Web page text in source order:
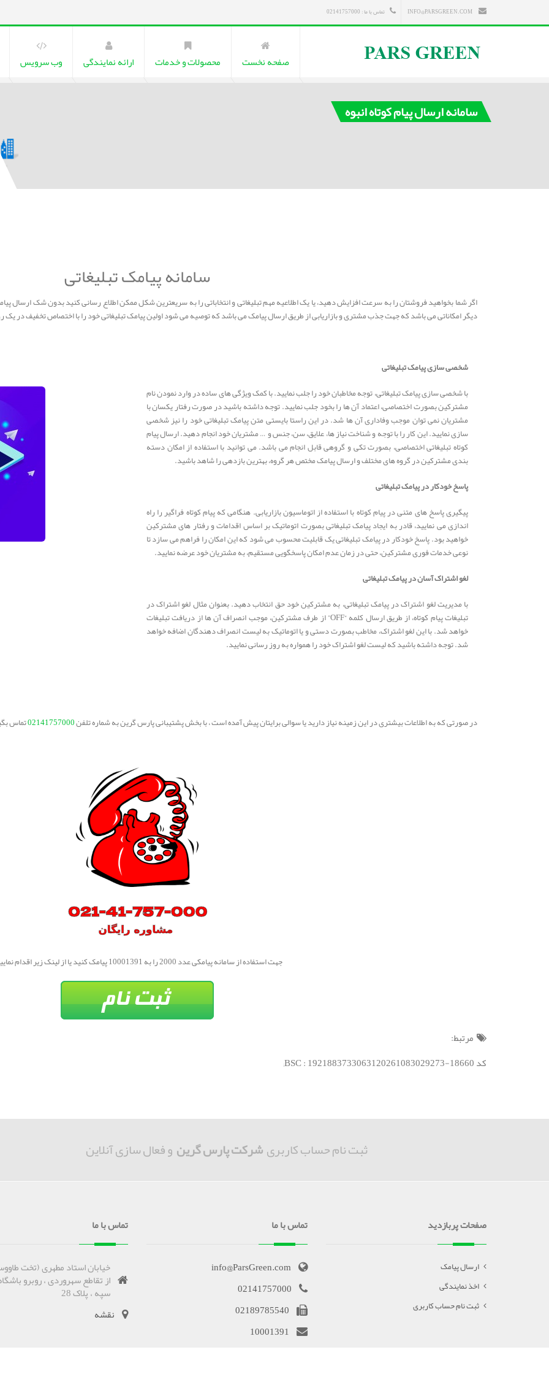
تماس با ما : 02141757000
صفحه نخست محصولات و خدمات ارائه نمایندگی وب سرویس
سامانه ارسال پیام کوتاه انبوه
سامانه پیامک تبلیغاتی
اگر شما بخواهید فروشتان را به سرعت افزایش دهید، یا یک اطلاعیه مهم تبلیغاتی و انتخاباتی را به سریعترین شکل ممکن اطلاع رسانی کنید بدون شک ارسال
دیگر امکاناتی می باشد که جهت جذب مشتری و بازاریابی از طریق ارسال پیامک می باشد که توصیه می شود اولین پیامک تبلیغاتی خود را با اختصاص تخفیف در یک
شخصی سازی پیامک تبلیغاتی
با شخصی سازی پیامک تبلیغاتی، توجه مخاطبان خود را جلب نمایید. با کمک ویژگی های ساده در وارد نمودن نام
مشترکین بصورت اختصاصی، اعتماد آن ها را بخود جلب نمایید. توجه داشته باشید در صورت رفتار یکسان با
مشتریان نمی توان موجب وفاداری آن ها شد. در این راستا بایستی متن پیامک تبلیغاتی خود را نیز شخصی
سازی نمایید. این کار را با توجه و شناخت نیاز ها، علایق، سن، جنس و … مشتریان خود انجام دهید. ارسال پیام
کوتاه تبلیغاتی اختصاصی، بصورت تکی و گروهی قابل انجام می باشد. می توانید با استفاده از امکان دسته
بندی مشترکین در گروه های مختلف و ارسال پیامک مختص هر گروه، بهترین بازدهی را شاهد باشید.
پاسخ خودکار در پیامک تبلیغاتی
پیگیری پاسخ های متنی در پیام کوتاه با استفاده از اتوماسیون بازاریابی. هنگامی که پیام کوتاه فراگیر را راه
اندازی می نمایید، قادر به ایجاد پیامک تبلیغاتی بصورت اتوماتیک بر اساس اقدامات و رفتار های مشترکین
خواهید بود. پاسخ خودکار در پیامک تبلیغاتی یک قابلیت محسوب می شود که این امکان را فراهم می سازد تا
نوعی خدمات فوری مشترکین، حتی در زمان عدم امکان پاسخگویی مستقیم، به مشتریان خود عرضه نمایید.
لغو اشتراک آسان در پیامک تبلیغاتی
با مدیریت لغو اشتراک در پیامک تبلیغاتی، به مشترکین خود حق انتخاب دهید. بعنوان مثال لغو اشتراک در
تبلیغات پیام کوتاه، از طریق ارسال کلمه “OFF” از طرف مشترکین، موجب انصراف آن ها از دریافت تبلیغات
خواهد شد. با این لغو اشتراک، مخاطب بصورت دستی و یا اتوماتیک به لیست انصراف دهندگان اضافه خواهد
شد. توجه داشته باشید که لیست لغو اشتراک خود را همواره به روز رسانی نمایید.
در صورتی که به اطلاعات بیشتری در این زمینه نیاز دارید یا سوالی برایتان پیش آمده است ، با بخش پشتیبانی پارس گرین به شماره تلفن02141757000تماس
جهت استفاده از سامانه پیامکی عدد 2000 را به 10001391 پیامک کنید یا از لینک زیر اقدام نمایید.
مرتبط:
کد BSC : 1921883733063120261083029273-18660;
ثبت نام حساب کاربریشرکت پارس گرین و فعال سازی آنلاین
صفحات پربازدید
ارسال پیامک
اخذ نمایندگی
ثبت نام حساب کاربری
تماس با ما
info@ParsGreen.com
02141757000
02189785540
10001391
تماس با ما
خیابان استاد مطهری (تخت
از تقاطع سهروردی ، روبرو
سپه ، پلاک 28
نقشه